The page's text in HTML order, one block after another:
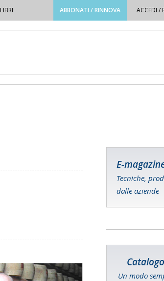
LIBRI ABBONATI / RINNOVA ACCEDI /
E-
Tecniche,
dalle aziende
Un modo